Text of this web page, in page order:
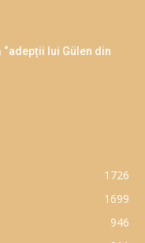
lui Gülen din
1726
1699
946